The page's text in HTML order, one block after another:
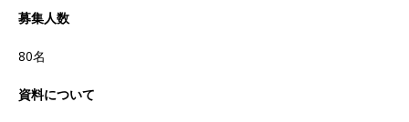
募集人数
80名
資料について